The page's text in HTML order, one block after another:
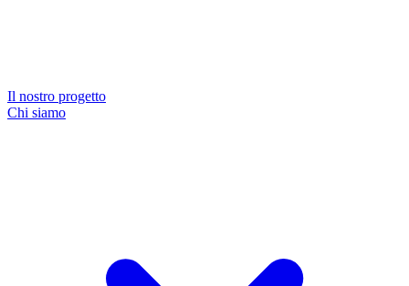
Il nostro progetto
Chi siamo